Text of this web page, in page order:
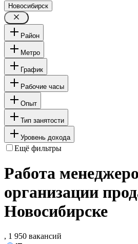
Новосибирск
Район
Метро
График
Рабочие часы
Опыт
Тип занятости
Уровень дохода
Ещё фильтры
Работа
организации
Новосибирске
, 1 950 вакансий